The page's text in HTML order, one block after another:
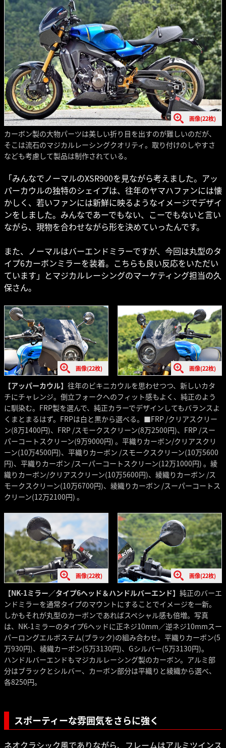
画像(22枚)
カーボン製の大物パーツは美しい折り目を出すのが難しいのだが、
そこは流石のマジカルレーシングクオリティ。取り付けのしやすさ
なども考慮して製品は制作されている。
「みんなでノーマルのXSR900を見ながら考えました。アッ
パーカウルの独特のシェイプは、往年のヤマハファンには懐
かしく、若いファンには新鮮に映るようなイメージでデザイ
ンをしました。みんなであーでもない、こーでもないと言い
ながら、現物を合わせながら形を決めていったんです。
また、ノーマルはバーエンドミラーですが、今回は丸型のタ
イプ6カーボンミラーを装着。こちらも良い反応をいただい
ています」とマジカルレーシングのマーケティング担当の久
保さん。
画像(22枚) 画像(22枚)
【アッパーカウル】 往年のビキニカウルを思わせつつ、新しいカタ
チにチャレンジ。倒立フォークへのフィット感もよく、純正のよう
に馴染む。FRP製を選んで、純正カラーでデザインしてもバランスよ
くまとまるはず。FRPは白と黒から選べる。■FRP /クリアスクリー
ン(8万1400円)、FRP /スモークスクリーン(8万2500円)、FRP /スー
パーコートスクリーン(9万9000円) 。平織りカーボン/クリアスクリ
ーン(10万4500円)、平織りカーボン /スモークスクリーン(10万5600
円)、平織りカーボン /スーパーコートスクリーン(12万1000円) 。綾
織りカーボン/クリアスクリーン(10万5600円)、綾織りカーボン /ス
モークスクリーン(10万6700円)、綾織りカーボン /スーパーコートス
クリーン(12万2100円) 。
画像(22枚) 画像(22枚)
【NK-1ミラー／タイプ6ヘッド＆ハンドルバーエンド】 純正のバーエ
ンドミラーを通常タイプのマウントにすることでイメージを一新。
しかもそれが丸型のカーボンであればスペシャル感も倍増。写真
は、NK-1ミラーのタイプ6ヘッドに正ネジ10mm／逆ネジ10mmスー
パーロングエルボステム(ブラック)の組み合わせ。平織りカーボン(5
万930円)、綾織カーボン(5万3130円)、Gシルバー(5万3130円)。
ハンドルバーエンドもマジカルレーシング製のカーボン。アルミ部
分はブラックとシルバー、カーボン部分は平織りと綾織から選べ、
各8250円。
スポーティーな雰囲気をさらに強く
ネオクラシック風でありながら、フレームはアルミツインス